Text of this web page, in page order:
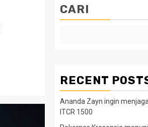
CARI
RECENT
Ananda Zayn ingin
ITCR 1500